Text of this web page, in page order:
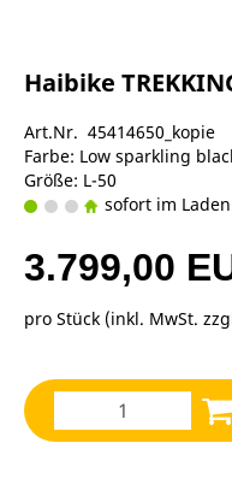
Haibike
Art.Nr. 45414650_kopie
Farbe: Low sparkling
Größe: L-50
sofort im
3.799,00
pro Stück (inkl. MwSt.